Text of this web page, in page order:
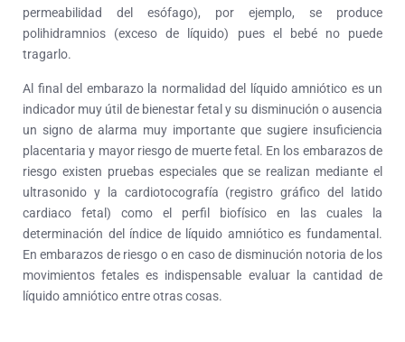
permeabilidad del esófago), por ejemplo, se produce
polihidramnios (exceso de líquido) pues el bebé no puede
tragarlo.
Al final del embarazo la normalidad del líquido amniótico es un
indicador muy útil de bienestar fetal y su disminución o ausencia
un signo de alarma muy importante que sugiere insuficiencia
placentaria y mayor riesgo de muerte fetal. En los embarazos de
riesgo existen pruebas especiales que se realizan mediante el
ultrasonido y la cardiotocografía (registro gráfico del latido
cardiaco fetal) como el perfil biofísico en las cuales la
determinación del índice de líquido amniótico es fundamental.
En embarazos de riesgo o en caso de disminución notoria de los
movimientos fetales es indispensable evaluar la cantidad de
líquido amniótico entre otras cosas.